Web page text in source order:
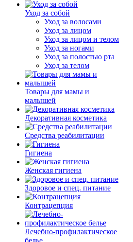
Уход за собой
Уход за волосами
Уход за лицом
Уход за лицом и телом
Уход за ногами
Уход за полостью рта
Уход за телом
Товары для мамы и
малышей
Декоративная косметика
Средства реабилитации
Гигиена
Женская гигиена
Здоровое и спец. питание
Контрацепция
Лечебно-профилактическое
белье